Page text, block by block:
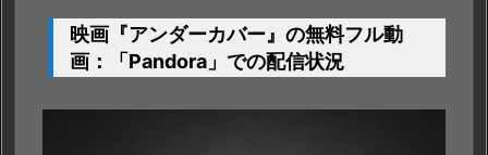
映画『アンダーカバー』の無料フル動
画：「Pandora」での配信状況